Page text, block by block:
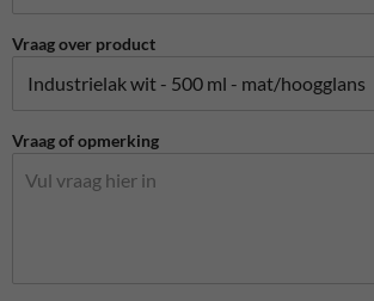
Vraag over product
Vraag of opmerking